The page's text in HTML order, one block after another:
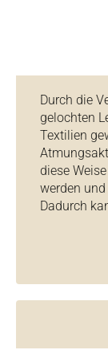
Durch die
gelochten
Textilien
diese
werden
Dadurch